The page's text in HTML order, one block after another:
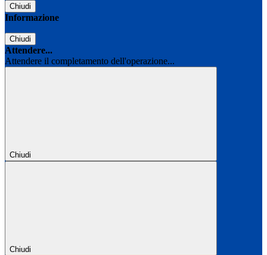
Chiudi
Informazione
Chiudi
Attendere...
Attendere il completamento dell'operazione...
Chiudi
Chiudi